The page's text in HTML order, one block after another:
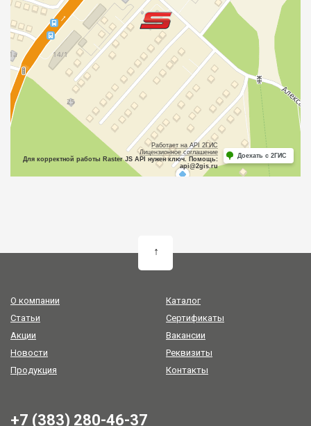
Работает на API 2ГИС
Лицензионное соглашение
Для корректной работы Raster JS API нужен ключ. Помощь:
api@2gis.ru
Доехать с 2ГИС
↑
О компании
Статьи
Акции
Новости
Продукция
Каталог
Сертификаты
Вакансии
Реквизиты
Контакты
+7 (383) 280-46-37